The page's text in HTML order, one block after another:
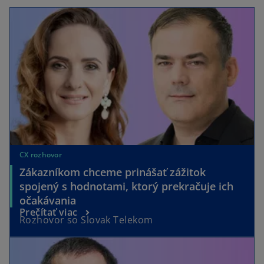
CX rozhovor
Zákazníkom chceme prinášať zážitok
spojený s hodnotami, ktorý prekračuje ich
očakávania
Rozhovor so Slovak Telekom
Prečítať viac